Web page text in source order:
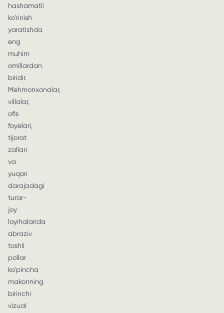
hashamatli
ko'rinish
yaratishda
eng
muhim
omillardan
biridir.
Mehmonxonalar,
villalar,
ofis
foyelari,
tijorat
zallari
va
yuqori
darajadagi
turar-
joy
loyihalarida
abraziv
toshli
pollar
ko'pincha
makonning
birinchi
vizual